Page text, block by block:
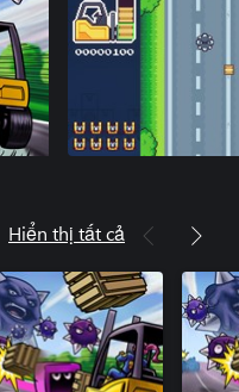
Hiển thị tất cả